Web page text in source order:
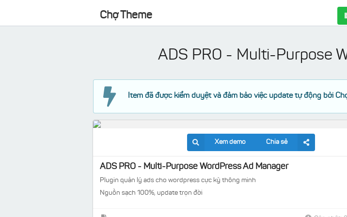
Chợ Theme
ADS PRO - Multi-Purpose
Item đã được kiểm duyệt và đảm bảo việc update tự động bởi
Xem demo Chia sẻ
ADS PRO - Multi-Purpose WordPress Ad Manager
Plugin quản lý ads cho wordpress cực kỳ thông minh
Nguồn sạch 100%, update trọn đời